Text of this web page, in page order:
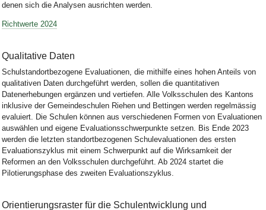
denen sich die Analysen ausrichten werden.
Richtwerte 2024
Qualitative Daten
Schulstandortbezogene Evaluationen, die mithilfe eines hohen Anteils von
qualitativen Daten durchgeführt werden, sollen die quantitativen
Datenerhebungen ergänzen und vertiefen. Alle Volksschulen des Kantons
inklusive der Gemeindeschulen Riehen und Bettingen werden regelmässig
evaluiert. Die Schulen können aus verschiedenen Formen von Evaluationen
auswählen und eigene Evaluationsschwerpunkte setzen. Bis Ende 2023
werden die letzten standortbezogenen Schulevaluationen des ersten
Evaluationszyklus mit einem Schwerpunkt auf die Wirksamkeit der
Reformen an den Volksschulen durchgeführt. Ab 2024 startet die
Pilotierungsphase des zweiten Evaluationszyklus.
Orientierungsraster für die Schulentwicklung und